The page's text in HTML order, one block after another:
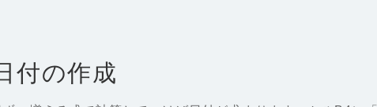
付の作成